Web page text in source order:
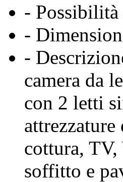
-
-
-
camera da
con 2 letti
cottura,
soffitto e